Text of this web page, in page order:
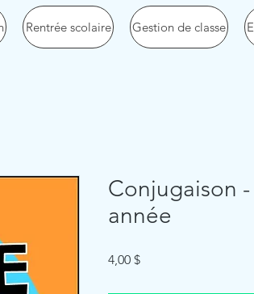
Rentrée scolaire Gestion de classe
Conjugaison
année
4,00 $Price